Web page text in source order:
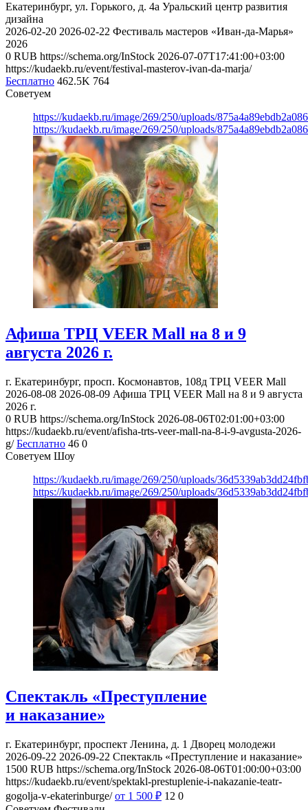
Екатеринбург, ул. Горького, д. 4а Уральский центр развития
дизайна
2026-02-20 2026-02-22 Фестиваль мастеров «Иван-да-Марья»
2026
0 RUB https://schema.org/InStock 2026-07-07T17:41:00+03:00
https://kudaekb.ru/event/festival-masterov-ivan-da-marja/
Бесплатно 462.5K 764
Советуем
https://kudaekb.ru/image/269/250/uploads/
https://kudaekb.ru/image/269/250/uploads/
Афиша ТРЦ VEER Mall на 8 и 9
августа 2026 г.
г. Екатеринбург, просп. Космонавтов, 108д ТРЦ VEER Mall
2026-08-08 2026-08-09 Афиша ТРЦ VEER Mall на 8 и 9 августа
2026 г.
0 RUB https://schema.org/InStock 2026-08-06T02:01:00+03:00
https://kudaekb.ru/event/afisha-trts-veer-mall-na-8-i-9-avgusta-2026-
g/ Бесплатно 46 0
Советуем Шоу
https://kudaekb.ru/image/269/250/uploads/
https://kudaekb.ru/image/269/250/uploads/
Спектакль «Преступление
и наказание»
г. Екатеринбург, проспект Ленина, д. 1 Дворец молодежи
2026-09-22 2026-09-22 Спектакль «Преступление и наказание»
1500 RUB https://schema.org/InStock 2026-08-06T01:00:00+03:00
https://kudaekb.ru/event/spektakl-prestuplenie-i-nakazanie-teatr-
gogolja-v-ekaterinburge/ от 1 500 ₽ 12 0